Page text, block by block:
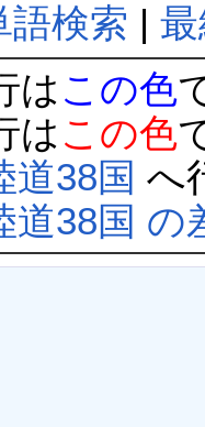
語検索 |
は この色
は この色
38国 へ
38国 の